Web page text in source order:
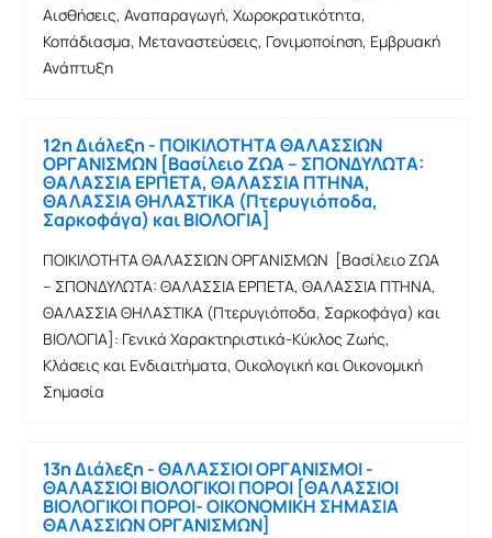
Αισθήσεις, Αναπαραγωγή, Χωροκρατικότητα,
Κοπάδιασμα, Μεταναστεύσεις, Γονιμοποίηση, Εμβρυακή
Ανάπτυξη
12η Διάλεξη - ΠΟΙΚΙΛΟΤΗΤΑ ΘΑΛΑΣΣΙΩΝ
ΟΡΓΑΝΙΣΜΩΝ [Βασίλειο ΖΩΑ – ΣΠΟΝΔΥΛΩΤΑ:
ΘΑΛΑΣΣΙΑ ΕΡΠΕΤΑ, ΘΑΛΑΣΣΙΑ ΠΤΗΝΑ,
ΘΑΛΑΣΣΙΑ ΘΗΛΑΣΤΙΚΑ (Πτερυγιόποδα,
Σαρκοφάγα) και ΒΙΟΛΟΓΙΑ]
ΠΟΙΚΙΛΟΤΗΤΑ ΘΑΛΑΣΣΙΩΝ ΟΡΓΑΝΙΣΜΩΝ [Βασίλειο ΖΩΑ
– ΣΠΟΝΔΥΛΩΤΑ: ΘΑΛΑΣΣΙΑ ΕΡΠΕΤΑ, ΘΑΛΑΣΣΙΑ ΠΤΗΝΑ,
ΘΑΛΑΣΣΙΑ ΘΗΛΑΣΤΙΚΑ (Πτερυγιόποδα, Σαρκοφάγα) και
ΒΙΟΛΟΓΙΑ]: Γενικά Χαρακτηριστικά-Κύκλος Ζωής,
Κλάσεις και Ενδιαιτήματα, Οικολογική και Οικονομική
Σημασία
13η Διάλεξη - ΘΑΛΑΣΣΙΟΙ ΟΡΓΑΝΙΣΜΟΙ -
ΘΑΛΑΣΣΙΟΙ ΒΙΟΛΟΓΙΚΟΙ ΠΟΡΟΙ [ΘΑΛΑΣΣΙΟΙ
ΒΙΟΛΟΓΙΚΟΙ ΠΟΡΟΙ- ΟΙΚΟΝΟΜΙΚΗ ΣΗΜΑΣΙΑ
ΘΑΛΑΣΣΙΩΝ ΟΡΓΑΝΙΣΜΩΝ]